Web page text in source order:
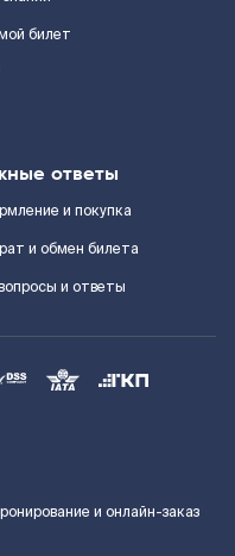
билет
ответы
и покупка
и обмен билета
и ответы
и онлайн-заказ